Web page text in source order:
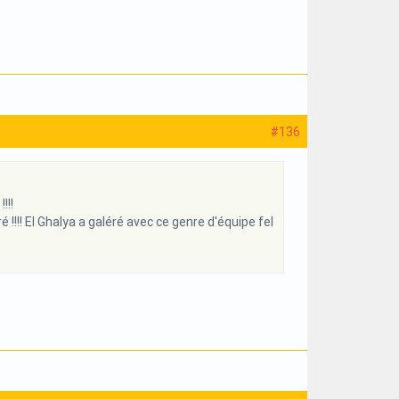
#136
El Ghalya a galéré avec ce genre d'équipe fel